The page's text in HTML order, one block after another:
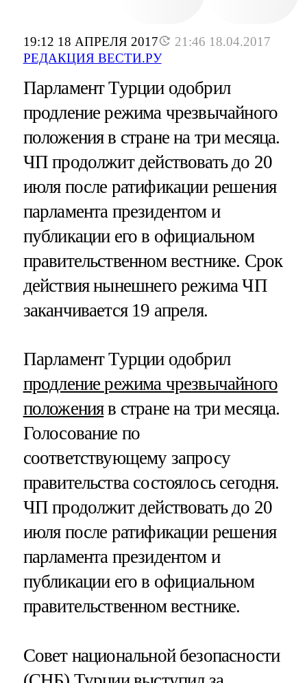
19:12 18 АПРЕЛЯ 2017
21:46 18.04.2017
РЕДАКЦИЯ ВЕСТИ.РУ
Парламент Турции одобрил
продление режима чрезвычайного
положения в стране на три месяца.
ЧП продолжит действовать до 20
июля после ратификации решения
парламента президентом и
публикации его в официальном
правительственном вестнике. Срок
действия нынешнего режима ЧП
заканчивается 19 апреля.
Парламент Турции одобрил
продление режима чрезвычайного
положенияв стране на три месяца.
Голосование по
соответствующему запросу
правительства состоялось сегодня.
ЧП продолжит действовать до 20
июля после ратификации решения
парламента президентом и
публикации его в официальном
правительственном вестнике.
Совет национальной безопасности